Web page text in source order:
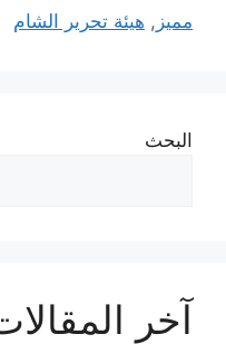
مميز , هيئة تحرير الشام
البحث
آخر